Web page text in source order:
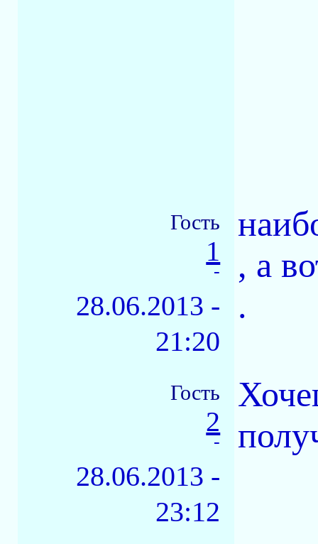
Гость
1
-
28.06.2013 -
21:20
, а
.
Гость
2
-
28.06.2013 -
23:12